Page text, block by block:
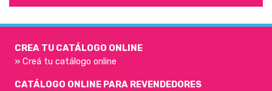
CREA TU CATÁLOGO ONLINE
» Creá tu catálogo online
CATÁLOGO ONLINE PARA REVENDEDORES